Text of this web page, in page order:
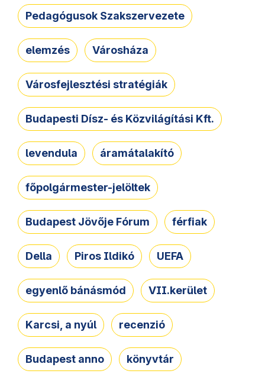
Pedagógusok Szakszervezete
elemzés Városháza
Városfejlesztési stratégiák
Budapesti Dísz- és Közvilágítási Kft.
levendula áramátalakító
főpolgármester-jelöltek
Budapest Jövője Fórum férfiak
Della Piros Ildikó UEFA
egyenlő bánásmód VII.kerület
Karcsi, a nyúl recenzió
Budapest anno könyvtár